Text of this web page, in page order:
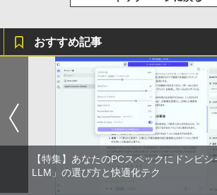
おすすめ記事
【特集】あなたのPCスペックにドンピ
LLM」の選び方と快適化テク